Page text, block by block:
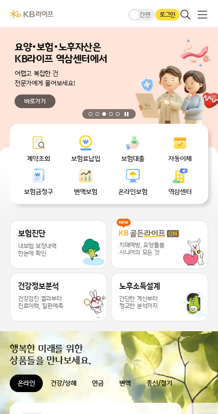
KB라이프생명메인 큰글씨모드
간편 로그인 검색 레이어
전체
요양·보험·노후자산은
KB라이프 역삼센터에서
어렵고 복잡한 건
전문가에게 물어보세요!
바로가기
정지
무엇을 도와드릴까요?
계약조회 보험료납입 보험대출 자동이체
보험금청구 변액보험 온라인보험 역삼센터
KB라이프 케어 서비스 추천드릴게요 ~
보험진단
내보험 보장내역
한눈에 확인
치매예방, 요양돌봄
시니어의 모든 것
건강정보분석
건강검진 결과부터
진료이력, 질환예측
노후소득설계
간단한 계산부터
정교한 분석까지
행복한 미래를 위한
상품들을 만나보세요.
온라인 건강/상해 연금 변액 종신/정기